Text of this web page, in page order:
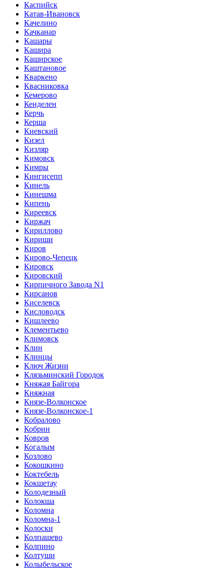
Каспийск
Катав-Ивановск
Качелино
Качканар
Кашары
Кашира
Каширское
Каштановое
Кваркено
Квасниковка
Кемерово
Кенделен
Керчь
Керша
Киевский
Кизел
Кизляр
Кимовск
Кимры
Кингисепп
Кинель
Кинешма
Кипень
Киреевск
Киржач
Кириллово
Кириши
Киров
Кирово-Чепецк
Кировск
Кировский
Кирпичного Завода N1
Кирсанов
Киселевск
Кисловодск
Кишлеево
Клементьево
Климовск
Клин
Клинцы
Ключ Жизни
Клязьминский Городок
Княжая Байгора
Княжная
Князе-Волконское
Князе-Волконское-1
Кобралово
Кобрин
Ковров
Когалым
Козлово
Кокошкино
Коктебель
Кокшетау
Колодезный
Колокша
Коломна
Коломна-1
Колоски
Колпашево
Колпино
Колтуши
Колыбельское